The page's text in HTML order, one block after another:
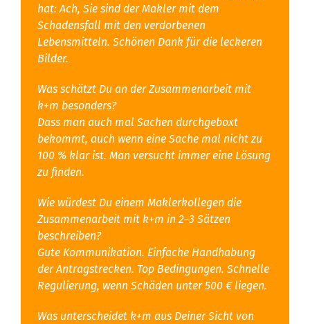
hat: Ach, Sie sind der Makler mit dem
Schadensfall mit den verdorbenen
Lebensmitteln. Schönen Dank für die leckeren
Bilder.
Was schätzt Du an der Zusammenarbeit mit
k+m besonders?
Dass man auch mal Sachen durchgeboxt
bekommt, auch wenn eine Sache mal nicht zu
100 % klar ist. Man versucht immer eine Lösung
zu finden.
Wie würdest Du einem Maklerkollegen die
Zusammenarbeit mit k+m in 2–3 Sätzen
beschreiben?
Gute Kommunikation. Einfache Handhabung
der Antragstrecken. Top Bedingungen. Schnelle
Regulierung, wenn Schäden unter 500 € liegen.
Was unterscheidet k+m aus Deiner Sicht von